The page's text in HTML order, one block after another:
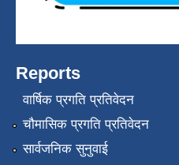
Reports
वार्षिक प्रगति प्रतिवेदन
चौमासिक प्रगति प्रतिवेदन
सार्वजनिक सुनुवाई